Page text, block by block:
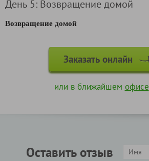
День 5: Возвращение домой
Возвращение домой
Заказать онлайн
или в ближайшем офисе
Оставить отзыв